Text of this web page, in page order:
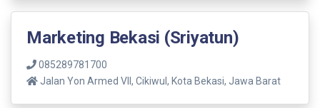
Marketing Bekasi (Sriyatun)
085289781700
Jalan Yon Armed VII, Cikiwul, Kota Bekasi, Jawa Barat